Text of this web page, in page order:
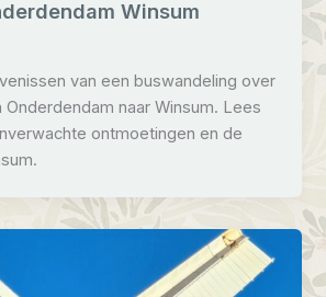
Winsum
van een buswandeling over
naar Winsum. Lees
ontmoetingen en de